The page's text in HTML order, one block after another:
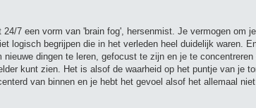
24/7 een vorm van 'brain fog', hersenmist. Je vermogen
logisch begrijpen die in het verleden heel duidelijk waren.
nieuwe dingen te leren, gefocust te zijn en je te
kunt zien. Het is alsof de waarheid op het puntje van je
van binnen en je hebt het gevoel alsof het allemaal